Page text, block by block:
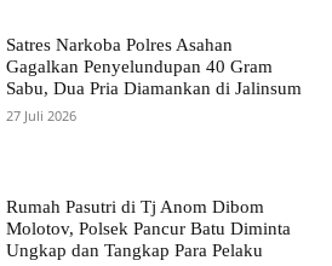
Satres Narkoba Polres Asahan
Gagalkan Penyelundupan 40 Gram
Sabu, Dua Pria Diamankan di Jalinsum
27 Juli 2026
Rumah Pasutri di Tj Anom Dibom
Molotov, Polsek Pancur Batu Diminta
Ungkap dan Tangkap Para Pelaku